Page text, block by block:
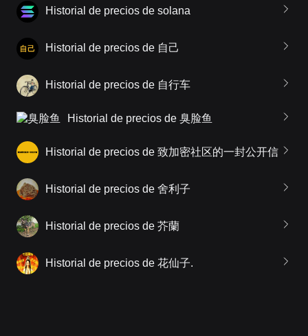
Historial de precios de solana
Historial de precios de 自己
Historial de precios de 自行车
Historial de precios de 臭脸鱼
Historial de precios de 致加密社区的一封公开信
Historial de precios de 舍利子
Historial de precios de 芥蘭
Historial de precios de 花仙子.